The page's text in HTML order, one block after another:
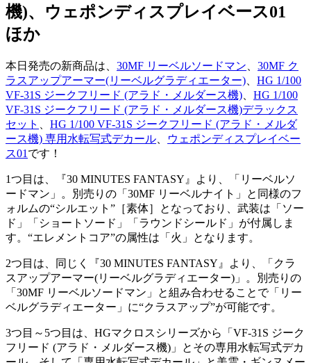
機)、ウェポンディスプレイベース01
ほか
本日発売の新商品は、 30MF リーベルソードマン
30MF ク
ラスアップアーマー(リーベルグラディエーター)
HG 1/100
VF-31S ジークフリード (アラド・メルダース機)
HG 1/100
VF-31S ジークフリード (アラド・メルダース機)デラックス
セット
HG 1/100 VF-31S ジークフリード (アラド・メルダ
ース機) 専用水転写式デカール
ウェポンディスプレイベー
ス01 です！
1つ目は、『30 MINUTES FANTASY』より、「リーベルソ
ードマン」。別売りの「30MF リーベルナイト」と同様のフ
ォルムの“シルエット”［素体］となっており、武装は「ソー
ド」「ショートソード」「ラウンドシールド」が付属しま
す。“エレメントコア”の属性は「火」となります。
2つ目は、同じく『30 MINUTES FANTASY』より、「クラ
スアップアーマー(リーベルグラディエーター)」。別売りの
「30MF リーベルソードマン」と組み合わせることで「リー
ベルグラディエーター」に“クラスアップ”が可能です。
3つ目～5つ目は、HGマクロスシリーズから「VF-31S ジーク
フリード (アラド・メルダース機)」とその専用水転写式デカ